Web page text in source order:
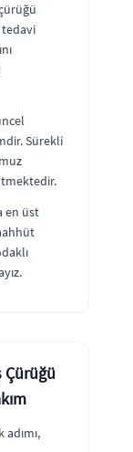
tedavi
Sürekli
en üst
Çürüğü